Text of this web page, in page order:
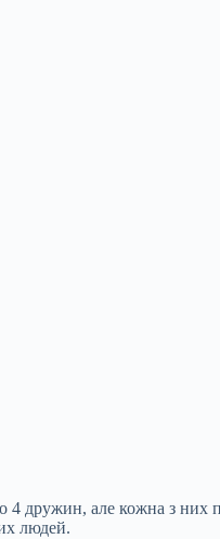
4 дружин, але кожна з них
людей.